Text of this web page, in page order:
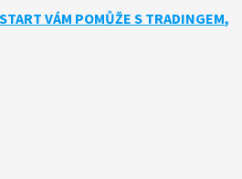
VÁM POMŮŽE S TRADINGEM,